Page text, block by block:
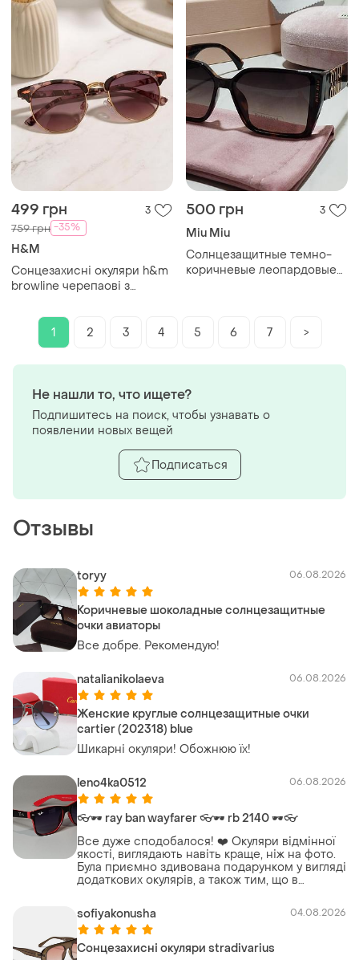
499 грн 3
759 грн -35%
H&M
Сонцезахисні окуляри h&m
browline черепаові з
500 грн 3
Miu Miu
Солнцезащитные темно-
коричневые леопардовые
1
2 3 4 5 6 7 >
Отзывы
toryy 06.08.2026
Коричневые шоколадные солнцезащитные
очки авиаторы
Все добре. Рекомендую!
natalianikolaeva 06.08.2026
Женские круглые солнцезащитные очки
cartier (202318) blue
Шикарні окуляри! Обожнюю їх!
leno4ka0512 06.08.2026
👓🕶️ ray ban wayfarer 👓🕶️ rb 2140 🕶️👓
Все дуже сподобалося! ❤️ Окуляри відмінної
якості, виглядають навіть краще, ніж на фото.
Була приємно здивована подарунком у вигляді
додаткових окулярів, а також тим, що в
для догляду. Велике дякую продавцю за
уважність і сервіс! Рекомендую на 100%! 🌟
sofiyakonusha 04.08.2026
Сонцезахисні окуляри stradivarius
Не нашли то, что ищете?
Подпишитесь на поиск, чтобы узнавать о
появлении новых вещей
Подписаться